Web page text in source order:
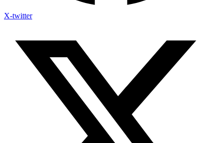
X-twitter